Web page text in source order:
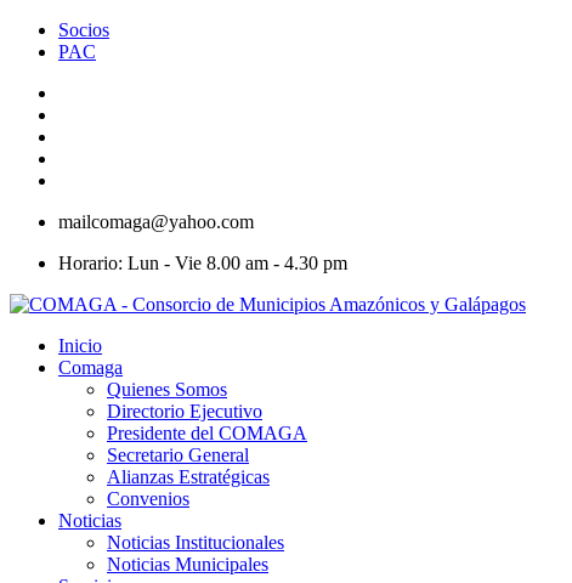
Socios
PAC
mailcomaga@yahoo.com
Horario: Lun - Vie 8.00 am - 4.30 pm
Inicio
Comaga
Quienes Somos
Directorio Ejecutivo
Presidente del COMAGA
Secretario General
Alianzas Estratégicas
Convenios
Noticias
Noticias Institucionales
Noticias Municipales